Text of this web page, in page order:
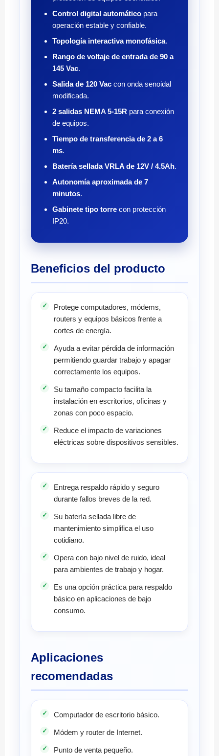
Control digital automático para
operación estable y confiable.
Topología interactiva monofásica.
Rango de voltaje de entrada de 90 a
145 Vac.
Salida de 120 Vac con onda senoidal
modificada.
2 salidas NEMA 5-15R para conexión
de equipos.
Tiempo de transferencia de 2 a 6
ms.
Batería sellada VRLA de 12V / 4.5Ah.
Autonomía aproximada de 7
minutos.
Gabinete tipo torre con protección
IP20.
Beneficios del producto
Protege computadores, módems,
routers y equipos básicos frente a
cortes de energía.
Ayuda a evitar pérdida de información
permitiendo guardar trabajo y apagar
correctamente los equipos.
Su tamaño compacto facilita la
instalación en escritorios, oficinas y
zonas con poco espacio.
Reduce el impacto de variaciones
eléctricas sobre dispositivos sensibles.
Entrega respaldo rápido y seguro
durante fallos breves de la red.
Su batería sellada libre de
mantenimiento simplifica el uso
cotidiano.
Opera con bajo nivel de ruido, ideal
para ambientes de trabajo y hogar.
Es una opción práctica para respaldo
básico en aplicaciones de bajo
consumo.
Aplicaciones
recomendadas
Computador de escritorio básico.
Módem y router de Internet.
Punto de venta pequeño.